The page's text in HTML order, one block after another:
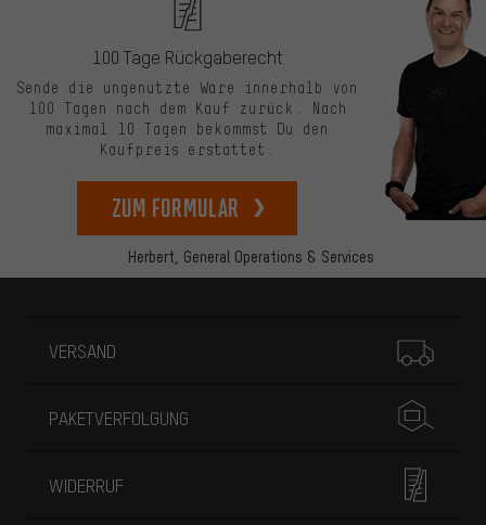
Herbert, General Operations & Services
100 Tage Rückgaberecht
Sende die ungenutzte Ware innerhalb von
100 Tagen nach dem Kauf zurück. Nach
maximal 10 Tagen bekommst Du den
Kaufpreis erstattet.
zum Formular
VERSAND
PAKETVERFOLGUNG
WIDERRUF